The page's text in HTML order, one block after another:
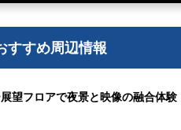
すすめ周辺情報
望フロアで夜景と映像の融合体